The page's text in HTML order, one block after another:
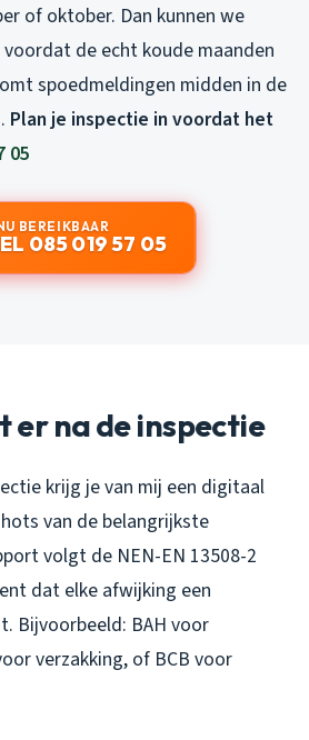
of oktober. Dan kunnen we
de echt koude maanden
spoedmeldingen midden in de
Plan je inspectie in voordat het
05
BEREIKBAAR
085 019 57 05
er na de inspectie
krijg je van mij een digitaal
van de belangrijkste
volgt de NEN-EN 13508-2
dat elke afwijking een
Bijvoorbeeld: BAH voor
verzakking, of BCB voor